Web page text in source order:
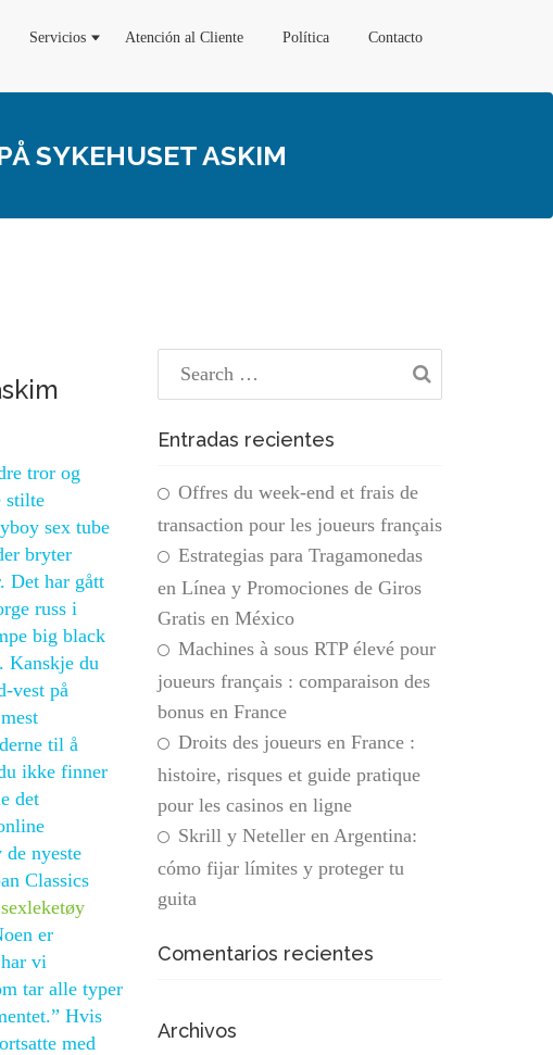
Servicios Atención al Cliente Política Contacto
SYKEHUSET ASKIM
tror og
stilte
sex tube
bryter
Det har gått
russ i
big black
Kanskje du
vest på
til å
ikke finner
det
nyeste
Classics
er
vi
tar alle typer
Hvis
med
Entradas recientes
Offres du week-end et frais de
transaction pour les joueurs français
Estrategias para Tragamonedas
en Línea y Promociones de Giros
Gratis en México
Machines à sous RTP élevé pour
joueurs français : comparaison des
bonus en France
Droits des joueurs en France :
histoire, risques et guide pratique
pour les casinos en ligne
Skrill y Neteller en Argentina:
cómo fijar límites y proteger tu
guita
Comentarios recientes
Archivos